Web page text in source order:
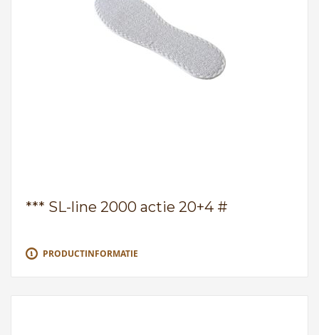
*** SL-line 2000 actie 20+4 #
PRODUCTINFORMATIE